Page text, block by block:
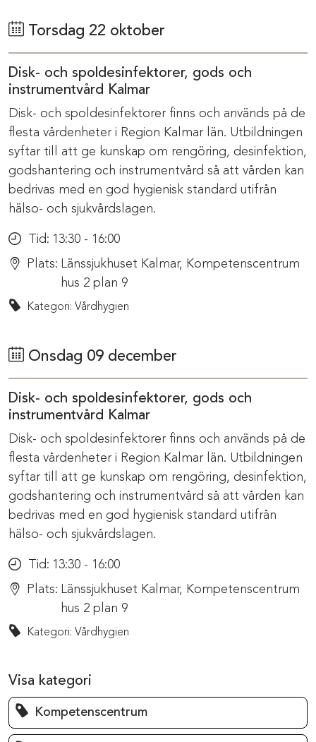
Torsdag 22 oktober
Disk- och spoldesinfektorer, gods och
instrumentvård Kalmar
Disk- och spoldesinfektorer finns och används på de
flesta vårdenheter i Region Kalmar län. Utbildningen
syftar till att ge kunskap om rengöring, desinfektion,
godshantering och instrumentvård så att vården kan
bedrivas med en god hygienisk standard utifrån
hälso- och sjukvårdslagen.
Tid: 13:30 - 16:00
Plats: Länssjukhuset Kalmar, Kompetenscentrum
hus 2 plan 9
Kategori: Vårdhygien
Onsdag 09 december
Disk- och spoldesinfektorer, gods och
instrumentvård Kalmar
Disk- och spoldesinfektorer finns och används på de
flesta vårdenheter i Region Kalmar län. Utbildningen
syftar till att ge kunskap om rengöring, desinfektion,
godshantering och instrumentvård så att vården kan
bedrivas med en god hygienisk standard utifrån
hälso- och sjukvårdslagen.
Tid: 13:30 - 16:00
Plats: Länssjukhuset Kalmar, Kompetenscentrum
hus 2 plan 9
Kategori: Vårdhygien
Visa kategori
Kompetenscentrum